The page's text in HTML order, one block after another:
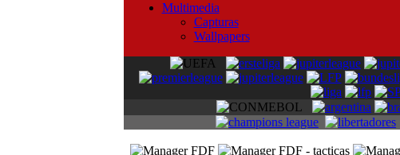
Multimedia
Capturas
Wallpapers